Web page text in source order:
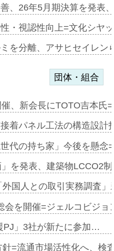
、26年5月期決算を発表
・視認性向上=文化シヤ
を分離、アサヒセイレ
団体・組合
、新会長にTOTO吉本氏
着パネル工法の構造設
代の持ち家」今後を懸
を発表、建築物LCCO2
国人との取引実務調査
会を開催=ジェルコビジ
PJ」3社が新たに参加…
=流通市場活性化へ、検